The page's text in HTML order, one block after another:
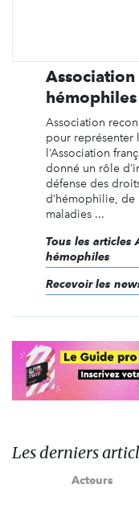
Association
hémophiles
Association
pour représenter
l’Association
donné un rôle
défense des
d’hémophilie,
maladies ...
Tous les articles
hémophiles
Recevoir les
Les derniers
Acteurs